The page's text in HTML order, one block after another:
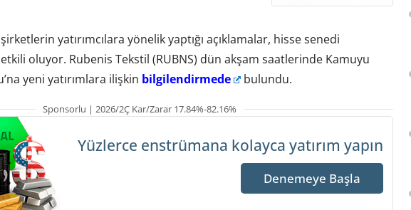
yatırımcılara yönelik yaptığı açıklamalar, hisse senedi
oluyor. Rubenis Tekstil (RUBNS) dün akşam saatlerinde Kamuyu
yeni yatırımlara ilişkin bilgilendirmede bulundu.
Sponsorlu | 2026/2Ç Kar/Zarar 17.84%-82.16%
Yüzlerce enstrümana kolayca yatırım yapın
Denemeye Başla